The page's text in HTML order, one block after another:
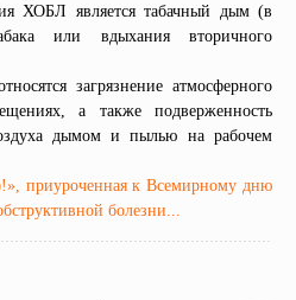
ХОБЛ является табачный дым (в
или вдыхания вторичного
загрязнение атмосферного
а также подверженность
дымом и пылью на рабочем
приуроченная к Всемирному дню
болезни...